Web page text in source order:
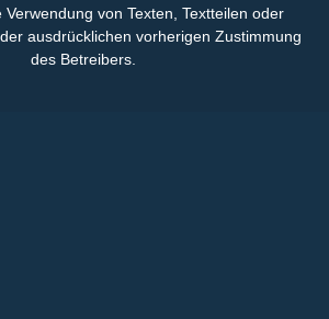
Verwendung von Texten, Textteilen oder
ausdrücklichen vorherigen Zustimmung
des Betreibers.